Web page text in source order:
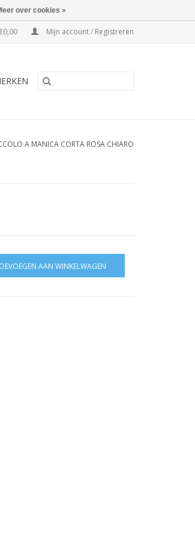
Mijn account / Registreren
A MANICA CORTA ROSA CHIARO
AAN WINKELWAGEN
over cookies »